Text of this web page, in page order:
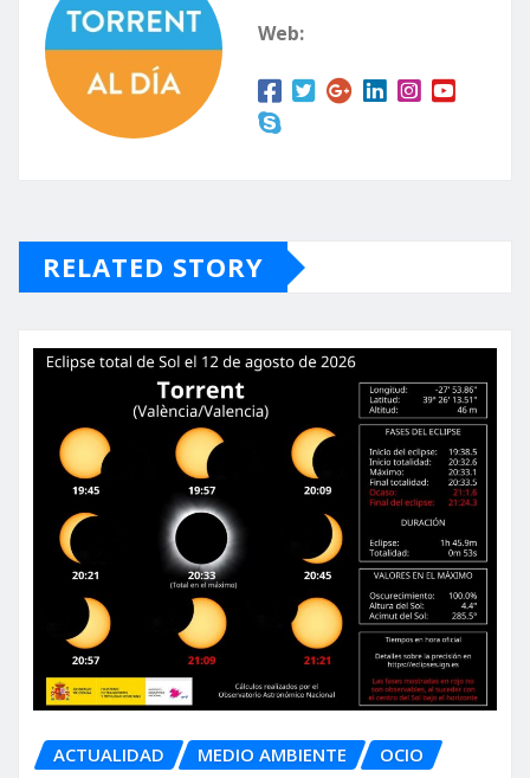
Web:
RELATED STORY
ACTUALIDAD MEDIO AMBIENTE OCIO